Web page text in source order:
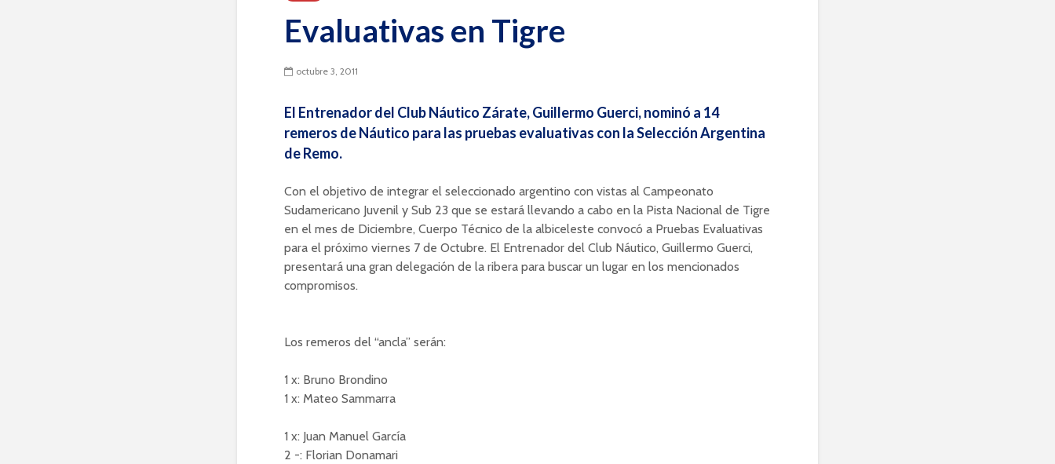
Evaluativas en Tigre
octubre 3, 2011
El Entrenador del Club Náutico Zárate, Guillermo Guerci, nominó a 14
remeros de Náutico para las pruebas evaluativas con la Selección Argentina
de Remo.
Con el objetivo de integrar el seleccionado argentino con vistas al Campeonato
Sudamericano Juvenil y Sub 23 que se estará llevando a cabo en la Pista Nacional de Tigre
en el mes de Diciembre, Cuerpo Técnico de la albiceleste convocó a Pruebas Evaluativas
para el próximo viernes 7 de Octubre. El Entrenador del Club Náutico, Guillermo Guerci,
presentará una gran delegación de la ribera para buscar un lugar en los mencionados
compromisos.
Los remeros del “ancla” serán:
1 x: Bruno Brondino
1 x: Mateo Sammarra
1 x: Juan Manuel García
2 -: Florian Donamari